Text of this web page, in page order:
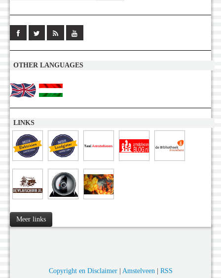
OTHER LANGUAGES
LINKS
Meer links
Copyright en Disclaimer| Amstelveen
RSS